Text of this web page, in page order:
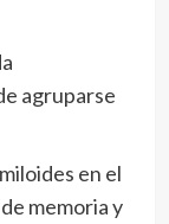
agruparse
en el
memoria y